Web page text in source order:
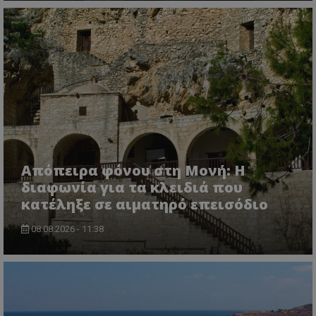
Απόπειρα φόνου στη Μονή: Η
διαφωνία για τα κλειδιά που
κατέληξε σε αιματηρό επεισόδιο
08.08.2026 - 11:38
Ο ιστότοπος δεν μπορεί να χρησιμοποιηθεί σωστά
χωρίς τα απολύτως απαραίτητα cookies.
Ονοματεπώνυμο
Προμηθευτής/Πεδίο
usprivacy
.lifenewscy.tothemaonline.com
ASP.NET_SessionId
Microsoft Corporation